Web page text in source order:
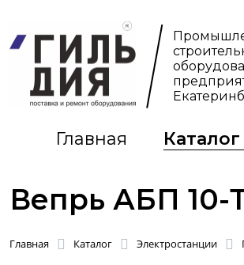
Главная
Вепрь АБП 10-
Главная Каталог Электростанции